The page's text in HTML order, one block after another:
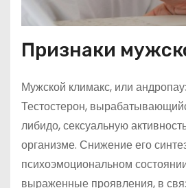
Признаки
Мужской климакс, или
Тестостерон,
либидо, сексуальную
организме. Снижение его
психоэмоциональном
выраженные проявления, в